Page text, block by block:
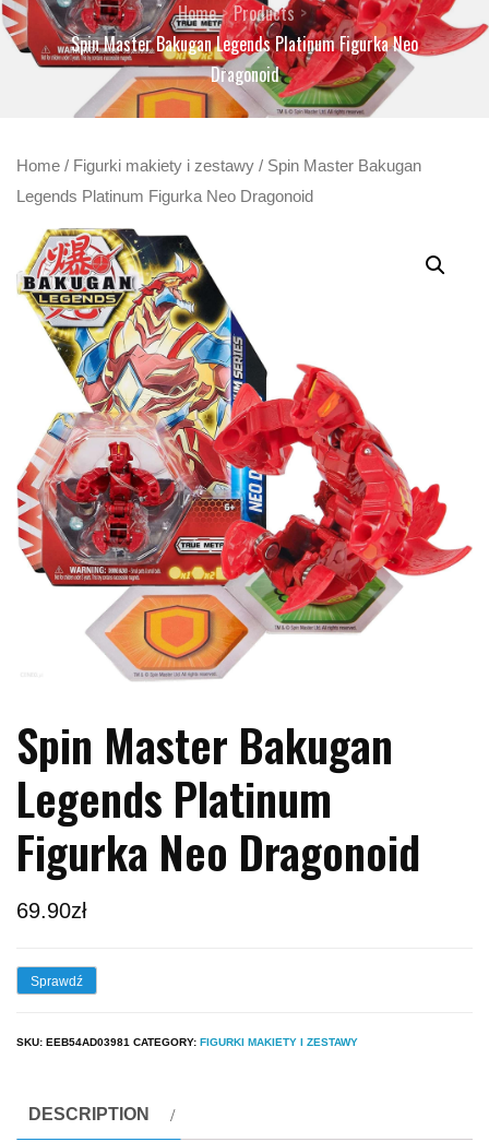
Home
Products
Spin Master Bakugan Legends Platinum Figurka Neo
Dragonoid
Home / Figurki makiety i zestawy / Spin Master Bakugan
Legends Platinum Figurka Neo Dragonoid
Spin Master Bakugan
Legends Platinum
Figurka Neo Dragonoid
69.90zł
Sprawdź
SKU: EEB54AD03981 CATEGORY: FIGURKI MAKIETY I ZESTAWY
DESCRIPTION